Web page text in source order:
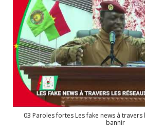
03 Paroles fortes Les fake news à travers
bannir